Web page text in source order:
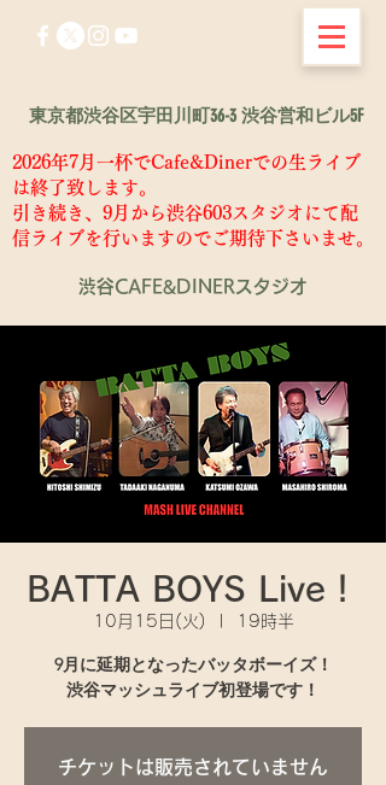
東京都渋谷区宇田川町36-3 渋谷営和ビル5F
渋谷CAFE&DINERスタジオ
2026年7月一杯でCafe&Dinerでの生ライブ
は終了致します。
​引き続き、9月から渋谷603スタジオにて配
信ライブを行いますのでご期待下さいませ。
BATTA BOYS Live！
10月15日(火) 19時半
9月に延期となったバッタボーイズ！
渋谷マッシュライブ初登場です！
チケットは販売されていません